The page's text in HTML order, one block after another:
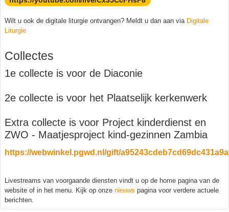
Wilt u ook de digitale liturgie ontvangen? Meldt u dan aan via Digitale
Liturgie
Collectes
1e collecte is voor de Diaconie
2e collecte is voor het Plaatselijk kerkenwerk
Extra collecte is voor Project kinderdienst en
ZWO - Maatjesproject kind-gezinnen Zambia
https://webwinkel.pgwd.nl/gift/
Livestreams van voorgaande diensten vindt u op de home pagina van de
website of in het menu. Kijk op onze nieuws pagina voor verdere actuele
berichten.